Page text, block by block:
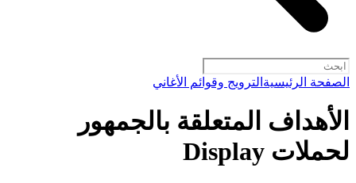
الصفحة الرئيسية الترويج وقوائم الأغاني
الأهداف المتعلقة بالجمهور
لحملات Display